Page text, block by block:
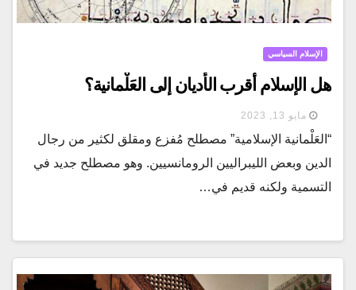
الإسلام السياسي
هل الإسلام أقرب الأديان إلى العَلْمانية؟
مايو 13, 2023
“العَلْمانية الإسلامية” مصطلح مُفزع ومقلق لكثير من رجال
الدين وبعض الليبراليين الرومانسيين. وهو مصطلح جديد في
التسمية ولكنه قديم في…